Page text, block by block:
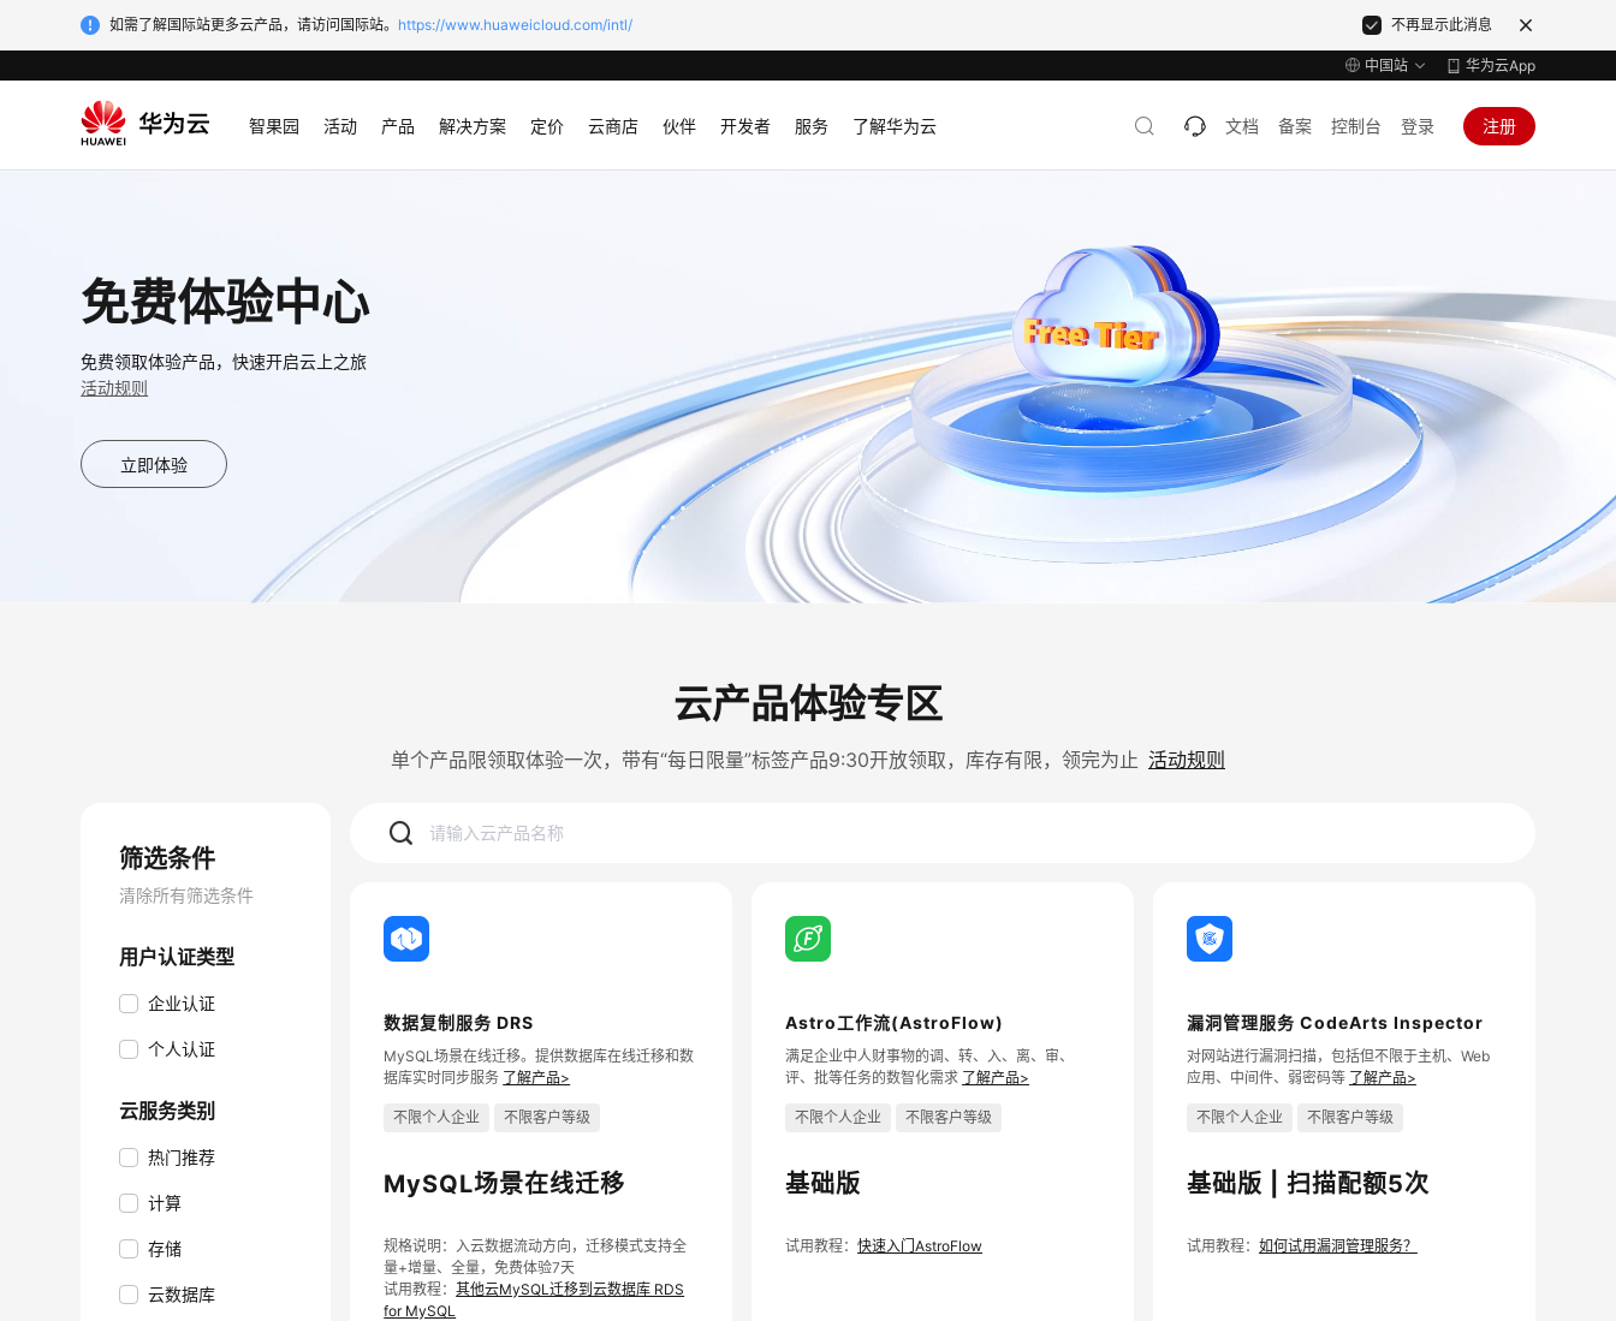
如需了解国际站更多云产品，请访问国际站。 https://www.huaweicloud.com/intl/ 不再显示此消息
中国站 华为云App
智果园 活动 产品 解决方案 定价 云商店 伙伴 开发者 服务 了解华为云 文档 备案 控制台 登录 注册
免费体验中心
免费领取体验产品，快速开启云上之旅
活动规则
立即体验
云产品体验专区
单个产品限领取体验一次，带有“每日限量”标签产品9:30开放领取，库存有限，领完为止 活动规则
筛选条件
清除所有筛选条件
用户认证类型
企业认证
个人认证
云服务类别
热门推荐
计算
存储
云数据库
数据复制服务 DRS
MySQL场景在线迁移。提供数据库在线迁移和数
据库实时同步服务 了解产品>
不限个人企业 不限客户等级
MySQL场景在线迁移
规格说明：入云数据流动方向，迁移模式支持全
量+增量、全量，免费体验7天
试用教程：其他云MySQL迁移到云数据库 RDS
for MySQL
Astro工作流(AstroFlow)
满足企业中人财事物的调、转、入、离、审、
评、批等任务的数智化需求 了解产品>
不限个人企业 不限客户等级
基础版
试用教程：快速入门AstroFlow
漏洞管理服务 CodeArts Inspector
对网站进行漏洞扫描，包括但不限于主机、Web
应用、中间件、弱密码等 了解产品>
不限个人企业 不限客户等级
基础版 | 扫描配额5次
试用教程： 如何试用漏洞管理服务？